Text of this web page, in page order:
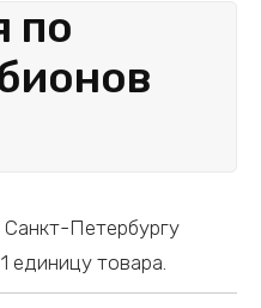
по
Петербургу
единицу товара.